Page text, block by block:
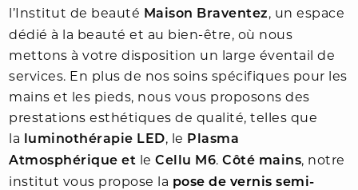
l’Institut de beauté Maison Braventez, un espace
dédié à la beauté et au bien-être, où nous
mettons à votre disposition un large éventail de
services. En plus de nos soins spécifiques pour les
mains et les pieds, nous vous proposons des
prestations esthétiques de qualité, telles que
la
luminothérapie LED, le Plasma
Atmosphérique et leCellu M6.Côté mains, notre
institut vous propose la pose de vernis semi-